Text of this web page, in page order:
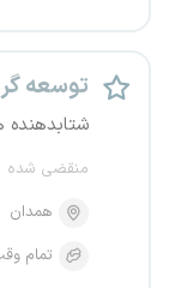
توسعه
شتابدهنده
منقضی شده
همدان
تمام